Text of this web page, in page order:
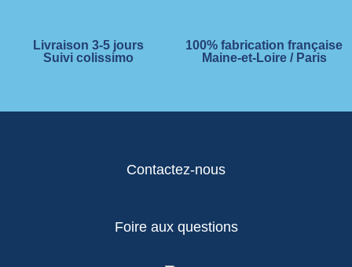
Livraison 3-5 jours
Suivi colissimo
100% fabrication française
Maine-et-Loire / Paris
Contactez-nous
Foire aux questions